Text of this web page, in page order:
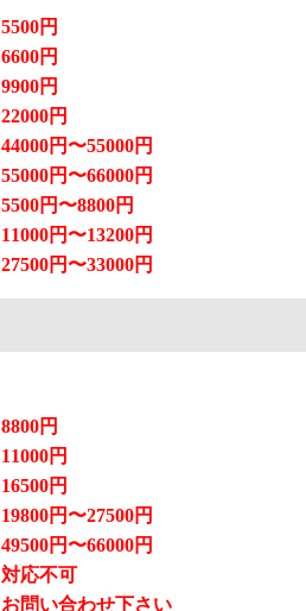
5500円
6600円
9900円
22000円
44000円〜55000円
55000円〜66000円
5500円〜8800円
11000円〜13200円
27500円〜33000円
8800円
11000円
16500円
19800円〜27500円
49500円〜66000円
対応不可
お問い合わせ下さい